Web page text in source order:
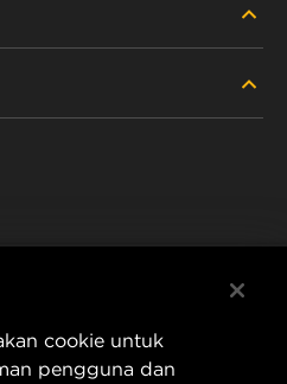
TRUK
Filtration Indonesia
cookie untuk
pengguna dan